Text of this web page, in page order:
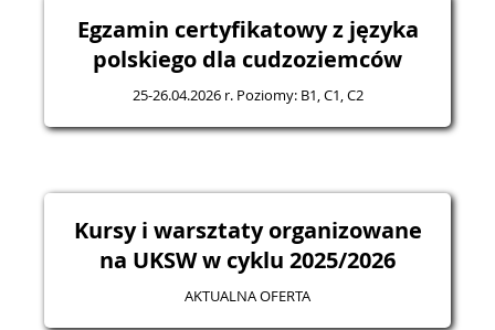
Egzamin certyfikatowy z języka
polskiego dla cudzoziemców
25-26.04.2026 r. Poziomy: B1, C1, C2
Kursy i warsztaty organizowane
na UKSW w cyklu 2025/2026
AKTUALNA OFERTA